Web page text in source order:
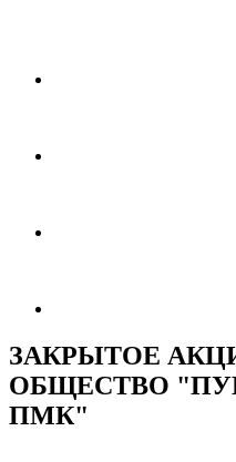
ЗАКРЫТОЕ
ОБЩЕСТВО
ПМК"